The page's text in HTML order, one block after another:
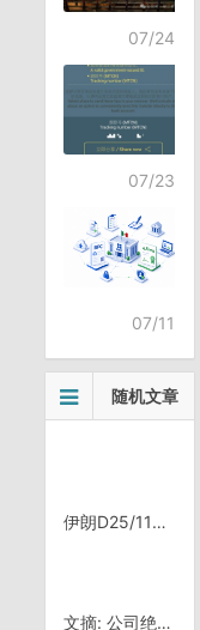
07/24
07/23
07/11
随机文章
伊朗D25/1108，Talesh
文摘: 公司绝不会告诉你的20大秘密